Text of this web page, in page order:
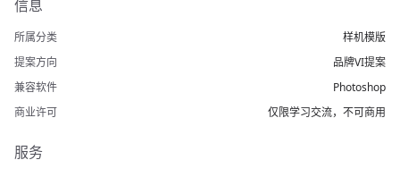
信息
所属分类
样机模版
提案方向
品牌VI提案
兼容软件
Photoshop
商业许可
仅限学习交流，不可商用
服务